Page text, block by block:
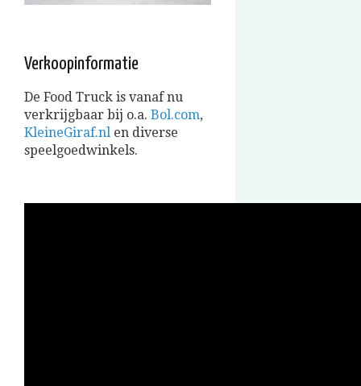
Verkoopinformatie
De Food Truck is vanaf nu
verkrijgbaar bij o.a. Bol.com,
KleineGiraf.nl en diverse
speelgoedwinkels.